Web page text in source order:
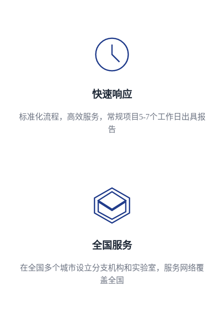
快速响应
标准化流程，高效服务，常规项目5-7个工作日出具报
告
全国服务
在全国多个城市设立分支机构和实验室，服务网络覆
盖全国